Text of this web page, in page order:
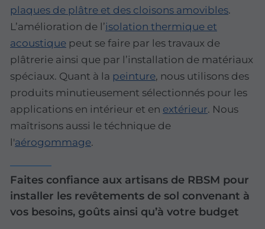
plaques de plâtre et des cloisons amovibles.
L’amélioration de l’isolation thermique et
acoustique peut se faire par les travaux de
plâtrerie ainsi que par l’installation de matériaux
spéciaux. Quant à la peinture, nous utilisons des
produits minutieusement sélectionnés pour les
applications en intérieur et en extérieur. Nous
maîtrisons aussi le téchnique de
l'aérogommage.
Faites confiance aux artisans de RBSM pour
installer les revêtements de sol convenant à
vos besoins, goûts ainsi qu’à votre budget